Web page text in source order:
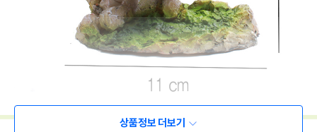
상품정보 더보기